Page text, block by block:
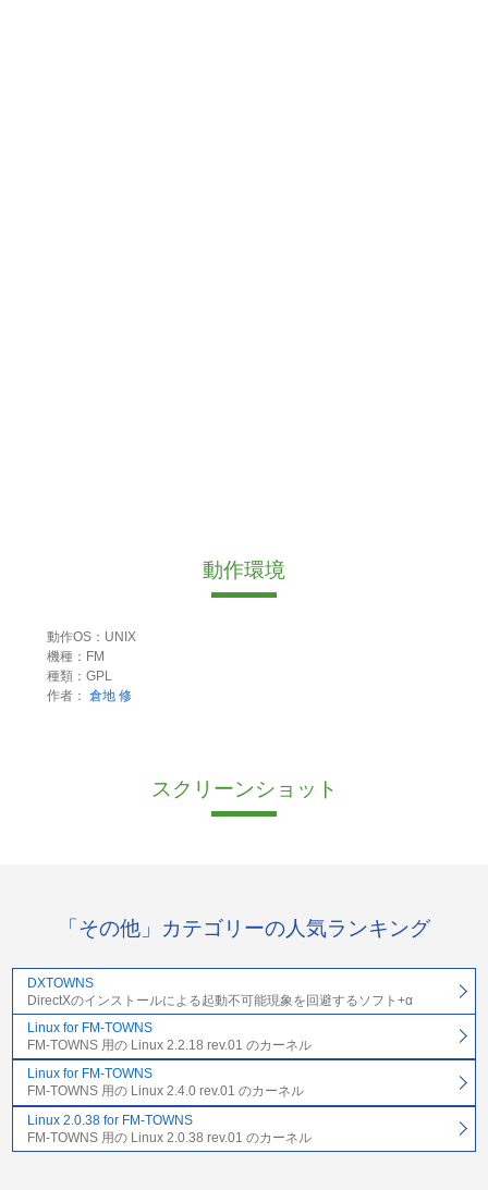
動作環境
動作OS：UNIX
機種：FM
種類：GPL
作者： 倉地 修
スクリーンショット
「その他」カテゴリーの人気ランキング
DXTOWNS
DirectXのインストールによる起動不可能現象を回避するソフト+α
Linux for FM-TOWNS
FM-TOWNS 用の Linux 2.2.18 rev.01 のカーネル
Linux for FM-TOWNS
FM-TOWNS 用の Linux 2.4.0 rev.01 のカーネル
Linux 2.0.38 for FM-TOWNS
FM-TOWNS 用の Linux 2.0.38 rev.01 のカーネル